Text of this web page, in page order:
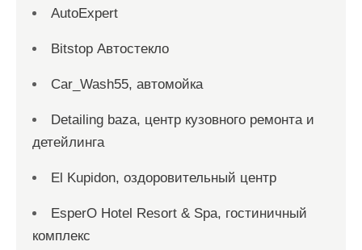
AutoExpert
Bitstop Автостекло
Car_Wash55, автомойка
Detailing baza, центр кузовного ремонта и
детейлинга
El Kupidon, оздоровительный центр
EsperO Hotel Resort & Spa, гостиничный
комплекс